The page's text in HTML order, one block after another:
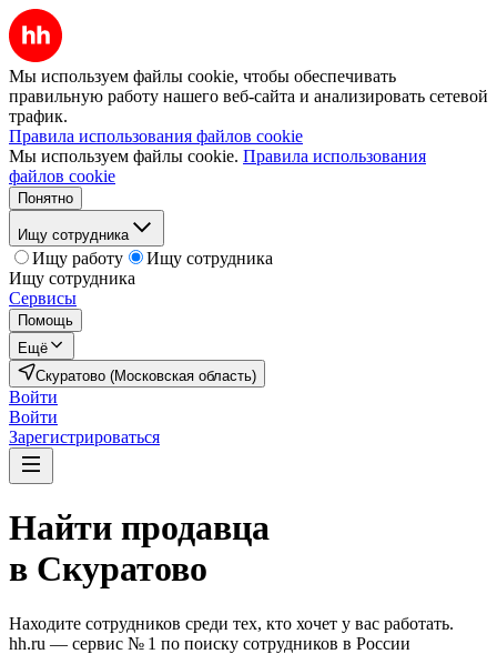
Мы используем файлы cookie, чтобы обеспечивать
правильную работу нашего веб-сайта и анализировать сетевой
трафик.
Правила использования файлов cookie
Мы используем файлы cookie. Правила использования
файлов cookie
Понятно
Ищу сотрудника
Ищу работу
Ищу сотрудника
Ищу сотрудника
Сервисы
Помощь
Ещё
Скуратово (Московская область)
Войти
Войти
Зарегистрироваться
Найти продавца
в Скуратово
Находите сотрудников среди тех, кто хочет у вас работать.
hh.ru — сервис № 1 по поиску сотрудников в России